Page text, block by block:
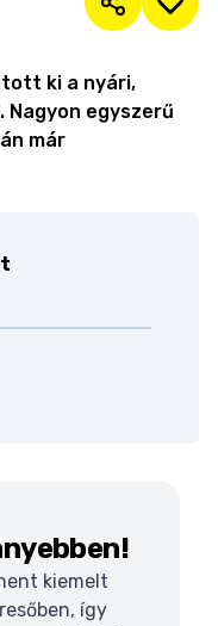
ki a nyári,
egyszerű
már
kiemelt
így